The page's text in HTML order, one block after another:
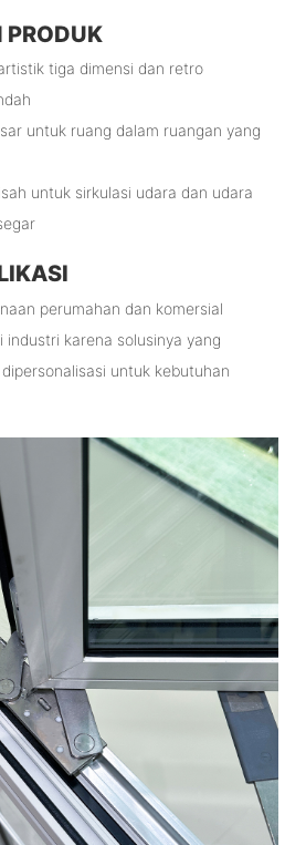
PRODUK
tiga dimensi dan retro
untuk ruang dalam ruangan yang
untuk sirkulasi udara dan udara
perumahan dan komersial
industri karena solusinya yang
untuk kebutuhan